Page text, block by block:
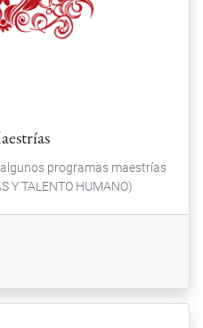
programas maestrías
Y TALENTO HUMANO)